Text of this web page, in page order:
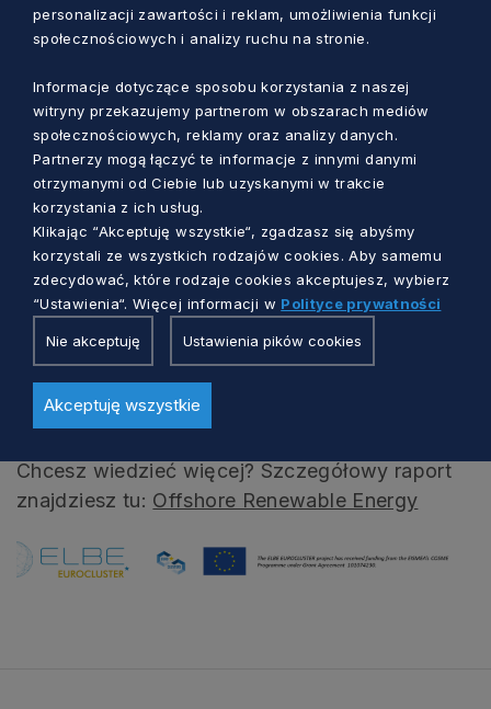
kontynentem neutralnym dla klimatu. Zgodnie z
odnawialnej, zainstalowane zostaną
następujące moce:
2030 – 60 GW morskiej energii wiatrowej 1 GW
energii oceanicznej,
2050 – 300 GW morskiej energii wiatrowej i 40
GW energii oceanicznej.
najbliższych 20 lat konieczne będzie
gwałtowne zwiększenie technologii i produkcji
energii odnawialnej.
Chcesz wiedzieć więcej? Szczegółowy raport
znajdziesz tu: Offshore Renewable Energy
personalizacji zawartości i reklam, umożliwienia funkcji
społecznościowych i analizy ruchu na stronie.
Informacje dotyczące sposobu korzystania z naszej
witryny przekazujemy partnerom w obszarach mediów
społecznościowych, reklamy oraz analizy danych.
Partnerzy mogą łączyć te informacje z innymi danymi
otrzymanymi od Ciebie lub uzyskanymi w trakcie
korzystania z ich usług.
Klikając “Akceptuję wszystkie“, zgadzasz się abyśmy
korzystali ze wszystkich rodzajów cookies. Aby samemu
zdecydować, które rodzaje cookies akceptujesz, wybierz
“Ustawienia“. Więcej informacji w Polityce prywatności
Nie akceptuję Ustawienia pików cookies
Akceptuję wszystkie